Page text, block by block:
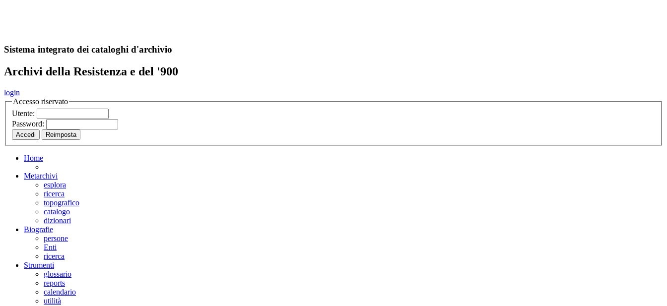
Sistema integrato dei cataloghi d'archivio
Archivi della Resistenza e del '900
login
Accesso riservato
Utente:
Password:
Home
Metarchivi
esplora
ricerca
topografico
catalogo
dizionari
Biografie
persone
Enti
ricerca
Strumenti
glossario
reports
calendario
utilità